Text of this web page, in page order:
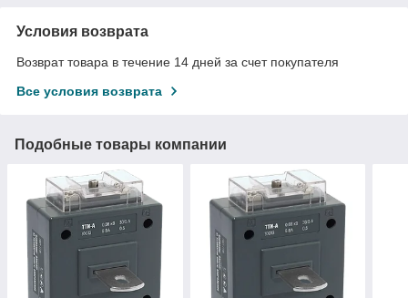
Условия возврата
Возврат товара в течение 14 дней за счет покупателя
Все условия возврата
Подобные товары компании